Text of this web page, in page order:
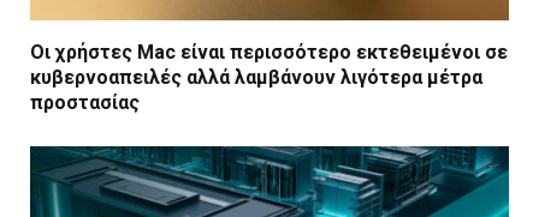
Οι χρήστες Mac είναι περισσότερο εκτεθειμένοι σε
κυβερνοαπειλές αλλά λαμβάνουν λιγότερα μέτρα
προστασίας